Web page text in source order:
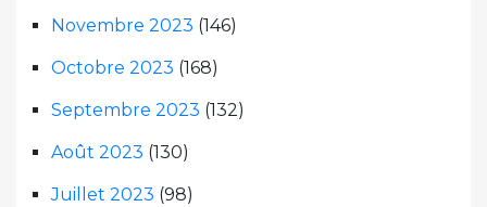
Novembre 2023 (146)
Octobre 2023 (168)
Septembre 2023 (132)
Août 2023 (130)
Juillet 2023 (98)